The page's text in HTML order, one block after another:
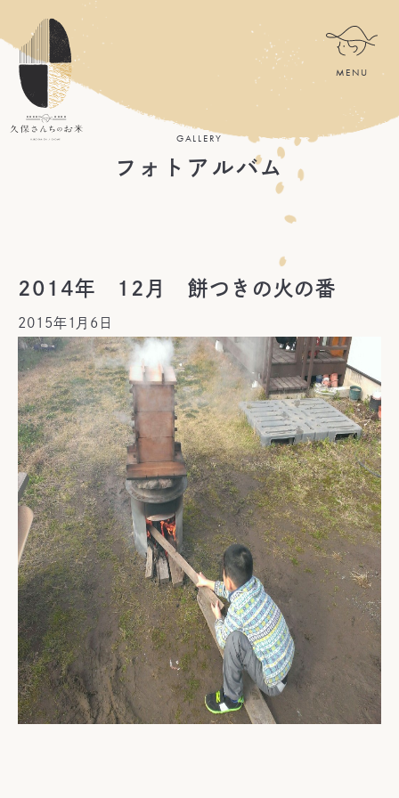
GALLERY
フォトアルバム
2014年 12月 餅つきの火の番
2015年1月6日